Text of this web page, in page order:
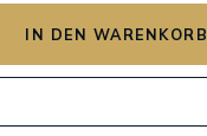
IN DEN WARENKORB